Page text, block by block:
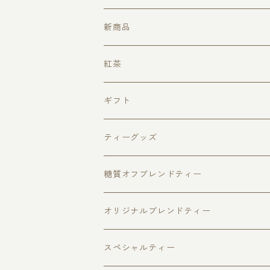
新商品
クリスマスティー
ローズフォレスト
アップルパイ
福袋
ベリーフルーツ
紅茶
ピュアセイロンティー（無添加・無着香
キャンディ
ウヴァ
フレーバードティー
チョコベリー
アールグレイ
ダージリン
ファーストフラッシュ
リーフティー
スパイスティー
ティーバッグ
ギフト
ピュアセイロンティー３種セット
マグカップ
キャディスプーン
さくらティー個包装ティーバッグ5個入
ティーグッズ
ティーポット
ハリオジャンピングティーポット
ティーカップ
ハリオティーカップ＆ソーサー
ティーストレーナー
糖質オフブレンドティー
オリジナルブレンドティー
糖質オフブレンド
スペシャルティー